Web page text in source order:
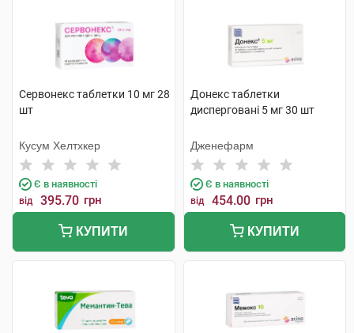
Сервонекс таблетки 10 мг 28
шт
Кусум Хелтхкер
Є в наявності
від 395.70 грн
КУПИТИ
Донекс таблетки
дисперговані 5 мг 30 шт
Дженефарм
Є в наявності
від 454.00 грн
КУПИТИ